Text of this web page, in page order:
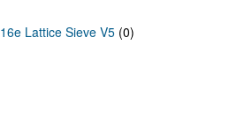
16e Lattice Sieve V5 (0)